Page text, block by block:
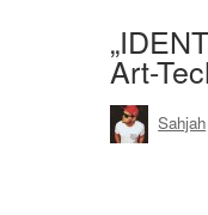
Art-
Sahjah